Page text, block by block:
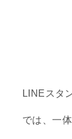
LINEスタ
では、一